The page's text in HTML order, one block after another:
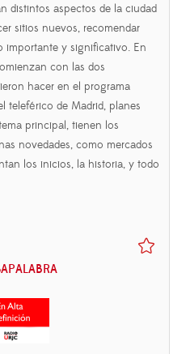
distintos aspectos de la ciudad
sitios nuevos, recomendar
importante y significativo. En
con las dos
hacer en el programa
teleférico de Madrid, planes
principal, tienen los
novedades, como mercados
los inicios, la historia, y todo